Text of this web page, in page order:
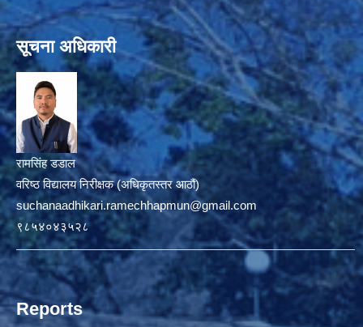
सूचना अधिकारी
रामसिंह डडाल
वरिष्ठ विद्यालय निरीक्षक (अधिकृतस्तर आठौं)
suchanaadhikari.ramechhapmun@gmail.com
९८५४०४३५२८
Reports